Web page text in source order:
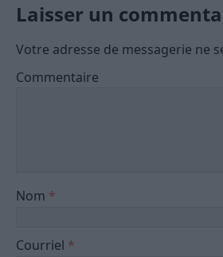
Laisser un
Votre adresse de messagerie ne
Commentaire
Nom *
Courriel *